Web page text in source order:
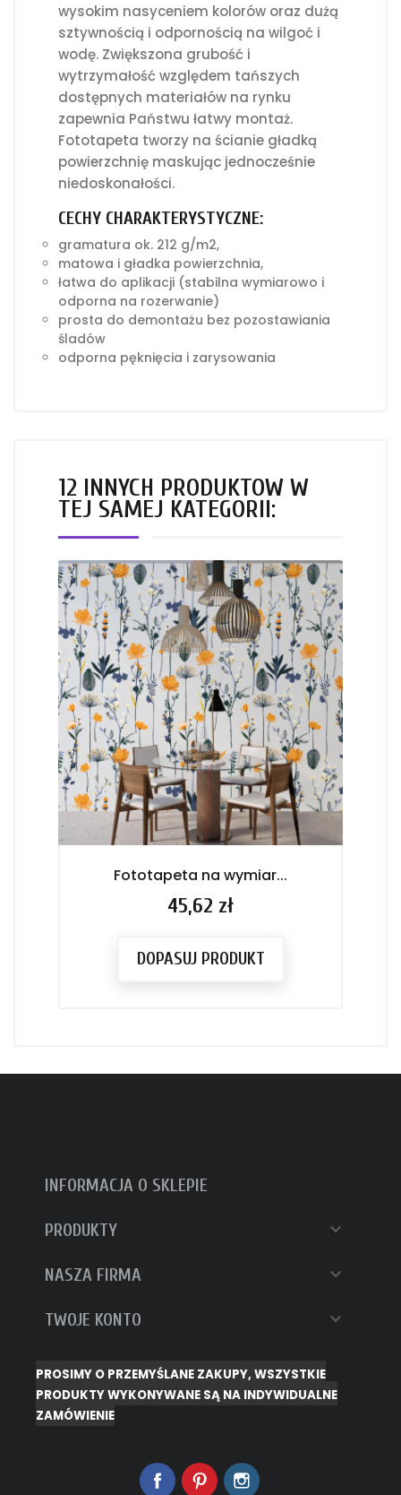
wysokim nasyceniem kolorów oraz dużą
sztywnością i odpornością na wilgoć i
wodę. Zwiększona grubość i
wytrzymałość względem tańszych
dostępnych materiałów na rynku
zapewnia Państwu łatwy montaż.
Fototapeta tworzy na ścianie gładką
powierzchnię maskując jednocześnie
niedoskonałości.
CECHY CHARAKTERYSTYCZNE:
gramatura ok. 212 g/m2,
matowa i gładka powierzchnia,
łatwa do aplikacji (stabilna wymiarowo i
odporna na rozerwanie)
prosta do demontażu bez pozostawiania
śladów
odporna pęknięcia i zarysowania
12 INNYCH PRODUKTÓW W
TEJ SAMEJ KATEGORII:
Fototapeta na wymiar...
Cena
45,62 zł
DOPASUJ PRODUKT
INFORMACJA O SKLEPIE
PRODUKTY 
NASZA FIRMA 
TWOJE KONTO 
PROSIMY O PRZEMYŚLANE ZAKUPY, WSZYSTKIE
PRODUKTY WYKONYWANE SĄ NA INDYWIDUALNE
ZAMÓWIENIE
FacebookPinterest